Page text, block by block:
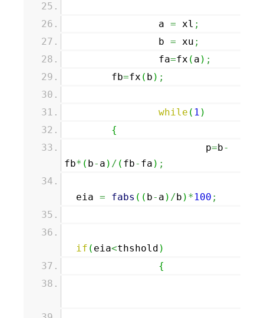
a = xl ;
b = xu ;
fa=fx ( a ) ;
fb=fx ( b ) ;
while ( 1 )
{
p=b-
fb* ( b- a ) / ( fb- fa ) ;
eia = fabs ( ( b- a ) /b ) *100 ;
if ( eia<thshold )
{